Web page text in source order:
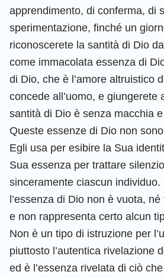
apprendimento, di conferma, di
sperimentazione, finché un
riconoscerete la santità di Dio
come immacolata essenza di
di Dio, che è l’amore altruistico
concede all’uomo, e giungerete
santità di Dio è senza macchia
Queste essenze di Dio non
Egli usa per esibire la Sua
Sua essenza per trattare
sinceramente ciascun individuo.
l’essenza di Dio non è vuota,
e non rappresenta certo alcun
Non è un tipo di istruzione per
piuttosto l’autentica rivelazione
ed è l’essenza rivelata di ciò